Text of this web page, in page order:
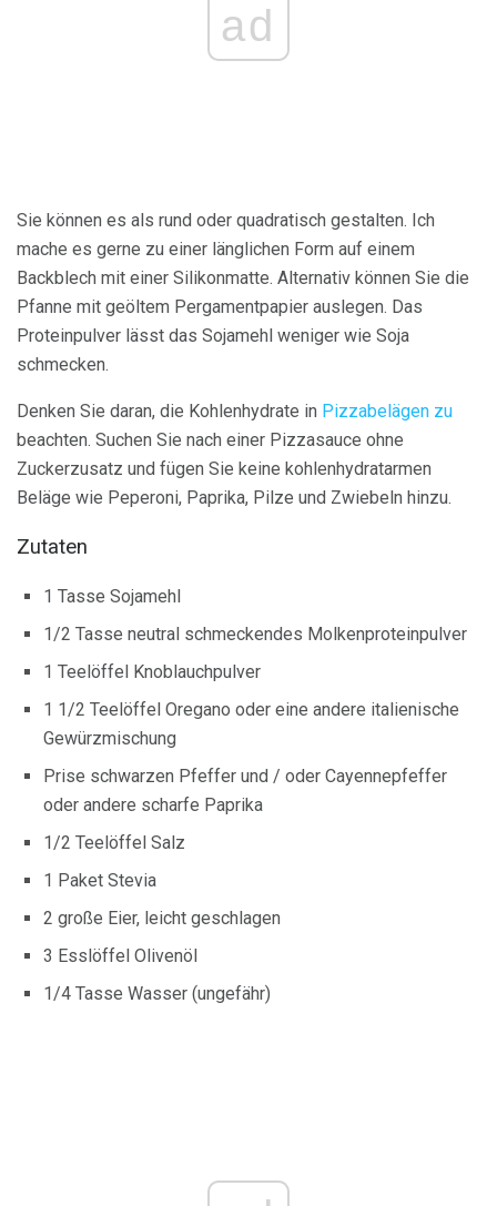
ad
Sie können es als rund oder quadratisch gestalten. Ich
mache es gerne zu einer länglichen Form auf einem
Backblech mit einer Silikonmatte. Alternativ können Sie die
Pfanne mit geöltem Pergamentpapier auslegen. Das
Proteinpulver lässt das Sojamehl weniger wie Soja
schmecken.
Denken Sie daran, die Kohlenhydrate in Pizzabelägen zu
beachten. Suchen Sie nach einer Pizzasauce ohne
Zuckerzusatz und fügen Sie keine kohlenhydratarmen
Beläge wie Peperoni, Paprika, Pilze und Zwiebeln hinzu.
Zutaten
1 Tasse Sojamehl
1/2 Tasse neutral schmeckendes Molkenproteinpulver
1 Teelöffel Knoblauchpulver
1 1/2 Teelöffel Oregano oder eine andere italienische
Gewürzmischung
Prise schwarzen Pfeffer und / oder Cayennepfeffer
oder andere scharfe Paprika
1/2 Teelöffel Salz
1 Paket Stevia
2 große Eier, leicht geschlagen
3 Esslöffel Olivenöl
1/4 Tasse Wasser (ungefähr)